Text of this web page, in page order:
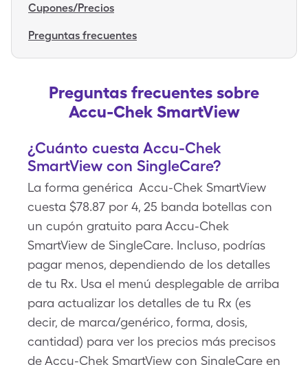
Cupones/Precios
Preguntas frecuentes
Preguntas frecuentes sobre
Accu-Chek SmartView
¿Cuánto cuesta Accu-Chek
SmartView con SingleCare?
La forma genérica Accu-Chek SmartView
cuesta $78.87 por 4, 25 banda botellas con
un cupón gratuito para Accu-Chek
SmartView de SingleCare. Incluso, podrías
pagar menos, dependiendo de los detalles
de tu Rx. Usa el menú desplegable de arriba
para actualizar los detalles de tu Rx (es
decir, de marca/genérico, forma, dosis,
cantidad) para ver los precios más precisos
de Accu-Chek SmartView con SingleCare en